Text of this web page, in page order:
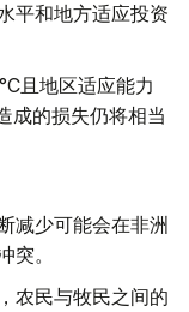
平和地方适应投资
且地区适应能力
成的损失仍将相当
减少可能会在非洲
突。
农民与牧民之间的